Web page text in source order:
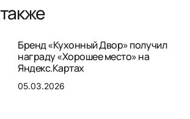
Бренд «Кухонный Двор» получил
награду «Хорошее место» на
Яндекс.Картах
05.03.2026